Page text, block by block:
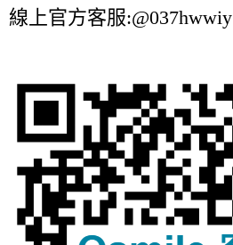
線上官方客服:@037hwwiy